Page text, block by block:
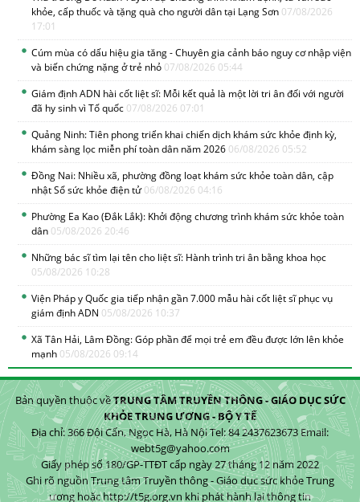
khỏe, cấp thuốc và tặng quà cho người dân tại Lạng Sơn 07/08/2026
17:01
Cúm mùa có dấu hiệu gia tăng - Chuyên gia cảnh báo nguy cơ nhập viện
và biến chứng nặng ở trẻ nhỏ 07/08/2026 05:44
Giám định ADN hài cốt liệt sĩ: Mỗi kết quả là một lời tri ân đối với người
đã hy sinh vì Tổ quốc 07/08/2026 07:01
Quảng Ninh: Tiên phong triển khai chiến dịch khám sức khỏe định kỳ,
khám sàng lọc miễn phí toàn dân năm 2026 06/08/2026 05:52
Đồng Nai: Nhiều xã, phường đồng loạt khám sức khỏe toàn dân, cập
nhật Sổ sức khỏe điện tử06/08/2026 04:16
Phường Ea Kao (Đắk Lắk): Khởi động chương trình khám sức khỏe toàn
dân 05/08/2026 20:46
Những bác sĩ tìm lại tên cho liệt sĩ: Hành trình tri ân bằng khoa học
05/08/2026 10:28
Viện Pháp y Quốc gia tiếp nhận gần 7.000 mẫu hài cốt liệt sĩ phục vụ
giám định ADN 05/08/2026 10:37
Xã Tân Hải, Lâm Đồng: Góp phần để mọi trẻ em đều được lớn lên khỏe
mạnh 05/08/2026 09:14
Bản quyền thuộc vềTRUNG TÂM TRUYỀN THÔNG - GIÁO DỤC SỨC
KHỎE TRUNG ƯƠNG - BỘ Y TẾ
Địa chỉ: 366 Đội Cấn, Ngọc Hà, Hà Nội Tel: 84 2437623673 Email:
webt5g@yahoo.com
Giấy phép số 180/GP-TTĐT cấp ngày 27 tháng 12 năm 2022
Ghi rõ nguồn Trung tâm Truyền thông - Giáo dục sức khỏe Trung
ương hoặc http://t5g.org.vn khi phát hành lại thông tin